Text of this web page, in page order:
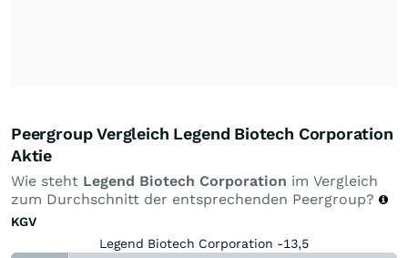
Peergroup Vergleich Legend Biotech Corporation
Aktie
Wie steht Legend Biotech Corporation im Vergleich
zum Durchschnitt der entsprechenden Peergroup?
KGV
Legend Biotech Corporation -13,5